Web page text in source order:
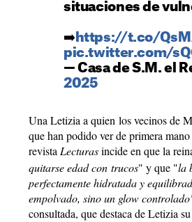
situaciones de
➡️https://t.co/
pic.twitter.com/
— Casa de S.M. el
2025
Una Letizia a quien los vecinos de
que han podido ver de primera
revista Lecturasincide en que la
quitarse edad con trucos" y que "la
perfectamente hidratada y
empolvado, sino un glow
consultada, que destaca de Letizia